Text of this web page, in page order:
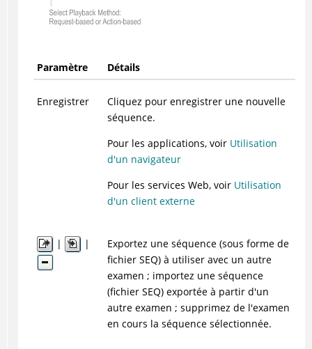
Paramètre Détails
Enregistrer
Cliquez pour enregistrer une nouvelle
séquence.
Pour les applications, voir Utilisation
d'un navigateur
Pour les services Web, voir Utilisation
d'un client externe
| |
Exportez une séquence (sous forme de
fichier SEQ) à utiliser avec un autre
examen ; importez une séquence
(fichier SEQ) exportée à partir d'un
autre examen ; supprimez de l'examen
en cours la séquence sélectionnée.